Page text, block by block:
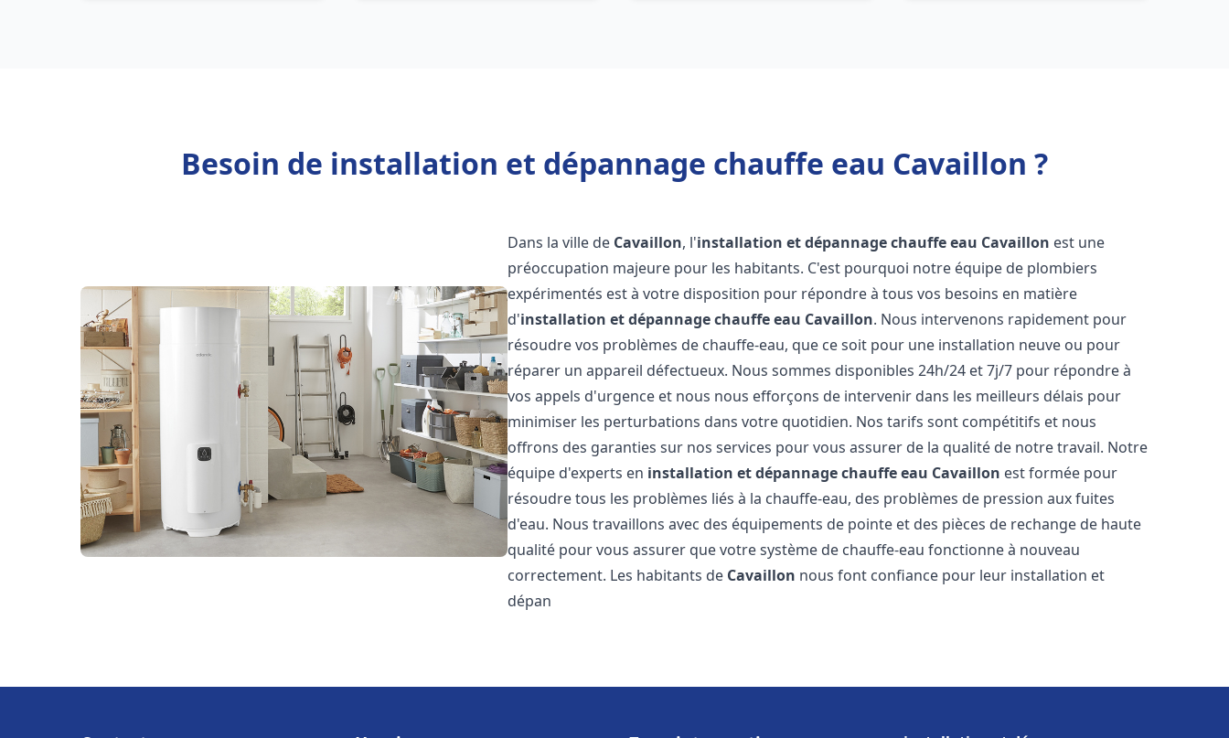
Besoin de installation et dépannage chauffe eau Cavaillon ?
Dans la ville de Cavaillon, l'installation et dépannage chauffe eau Cavaillon est une
préoccupation majeure pour les habitants. C'est pourquoi notre équipe de plombiers
expérimentés est à votre disposition pour répondre à tous vos besoins en matière
d'installation et dépannage chauffe eau Cavaillon. Nous intervenons rapidement pour
résoudre vos problèmes de chauffe-eau, que ce soit pour une installation neuve ou pour
réparer un appareil défectueux. Nous sommes disponibles 24h/24 et 7j/7 pour répondre à
vos appels d'urgence et nous nous efforçons de intervenir dans les meilleurs délais pour
minimiser les perturbations dans votre quotidien. Nos tarifs sont compétitifs et nous
offrons des garanties sur nos services pour vous assurer de la qualité de notre travail. Notre
équipe d'experts en installation et dépannage chauffe eau Cavaillon est formée pour
résoudre tous les problèmes liés à la chauffe-eau, des problèmes de pression aux fuites
d'eau. Nous travaillons avec des équipements de pointe et des pièces de rechange de haute
qualité pour vous assurer que votre système de chauffe-eau fonctionne à nouveau
correctement. Les habitants de Cavaillon nous font confiance pour leur installation et
dépan